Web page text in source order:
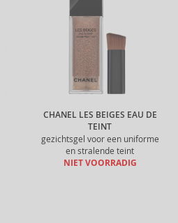
CHANEL LES BEIGES EAU DE
TEINT
gezichtsgel voor een uniforme
en stralende teint
NIET VOORRADIG